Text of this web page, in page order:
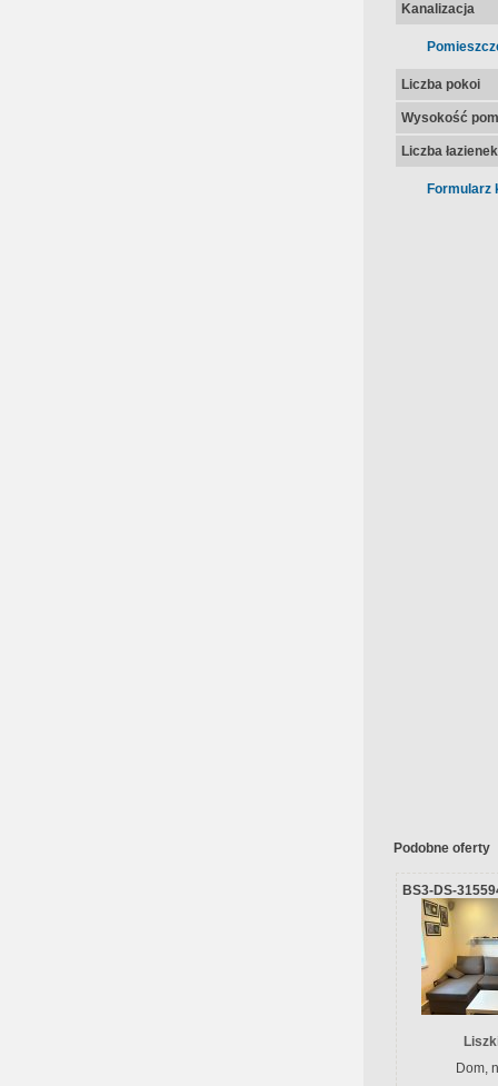
Kanalizacja
Liczba pokoi
Wysokość
Liczba łazienek
Formularz
Podobne oferty
BS3-DS-
Dom,